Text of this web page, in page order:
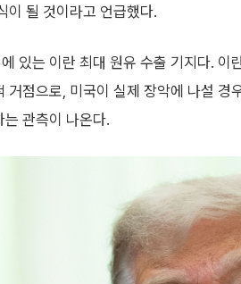
이 될 것이라고 언급했다.
있는 이란 최대 원유 수출 기지다. 이
거점으로, 미국이 실제 장악에 나설 경
관측이 나온다.